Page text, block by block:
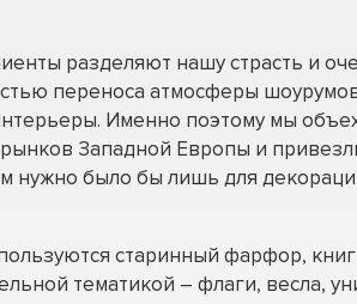
разделяют нашу страсть и
переноса атмосферы
Именно поэтому мы
Западной Европы и
нужно было бы лишь для
старинный фарфор,
тематикой – флаги, весла,